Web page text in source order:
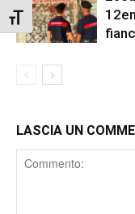
Attiva/disattiva
LASCIA UN
Comment